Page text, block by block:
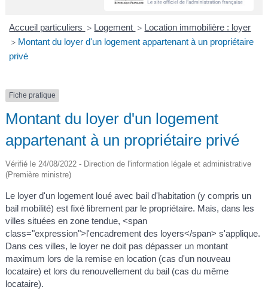
R
Accueil particuliers > Logement > Location immobilière : loyer
> Montant du loyer d'un logement appartenant à un propriétaire
privé
Fiche pratique
Montant du loyer d'un logement
appartenant à un propriétaire privé
Vérifié le 24/08/2022 - Direction de l'information légale et administrative
(Première ministre)
Le loyer d'un logement loué avec bail d'habitation (y compris un
bail mobilité) est fixé librement par le propriétaire. Mais, dans les
villes situées en zone tendue, <span
class="expression">l'encadrement des loyers</span> s'applique.
Dans ces villes, le loyer ne doit pas dépasser un montant
maximum lors de la remise en location (cas d'un nouveau
locataire) et lors du renouvellement du bail (cas du même
locataire).